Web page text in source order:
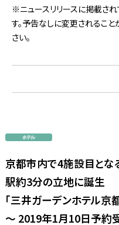
※ニュースリリースに掲載さ
す。予告なしに変更されるこ
さい。
京都市内で4施設目とな
駅約3分の立地に誕生
「三井ガーデンホテル
～ 2019年1月10日予約